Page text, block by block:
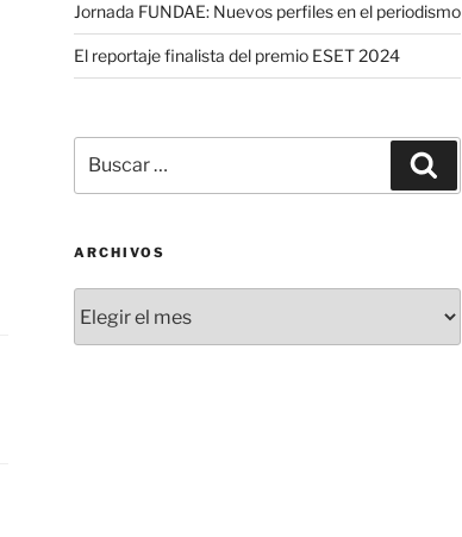
Jornada FUNDAE: Nuevos perfiles en el periodismo
El reportaje finalista del premio ESET 2024
por:
ARCHIVOS